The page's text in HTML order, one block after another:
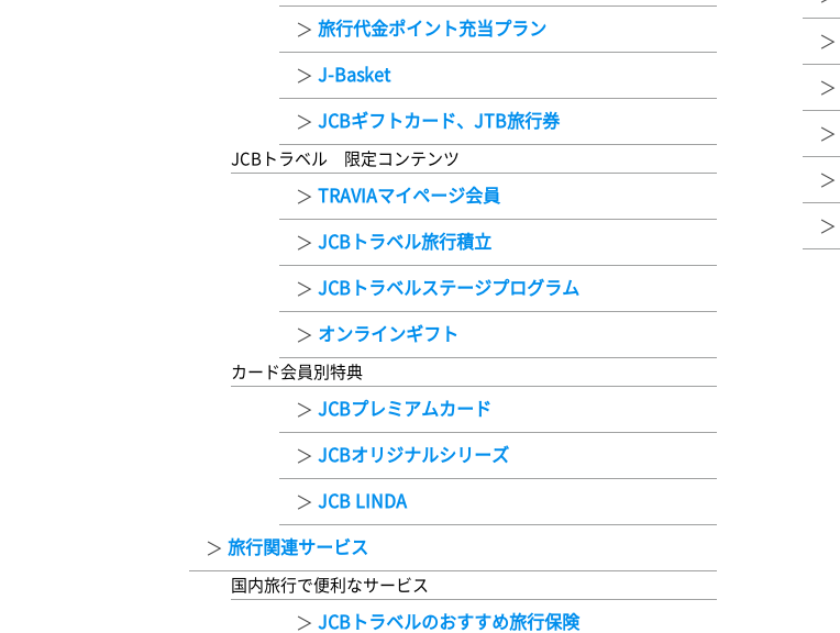
旅行代金ポイント充当プラン
J-Basket
JCBギフトカード、JTB旅行券
JCBトラベル 限定コンテンツ
TRAVIAマイページ会員
JCBトラベル旅行積立
JCBトラベルステージプログラム
オンラインギフト
カード会員別特典
JCBプレミアムカード
JCBオリジナルシリーズ
JCB LINDA
旅行関連サービス
国内旅行で便利なサービス
JCBトラベルのおすすめ旅行保険